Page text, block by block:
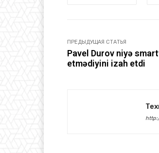
ПРЕДЫДУЩАЯ СТАТЬЯ
Pavel Durov niyə
etmədiyini izah etdi